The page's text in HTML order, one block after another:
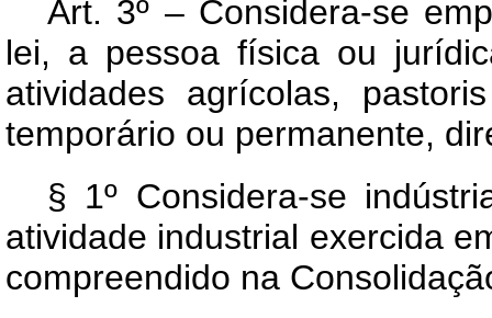
Art. 3º – Considera-se
lei, a pessoa física ou
atividades agrícolas,
temporário ou permanente,
§ 1º Considera-se
atividade industrial exercida
compreendido na